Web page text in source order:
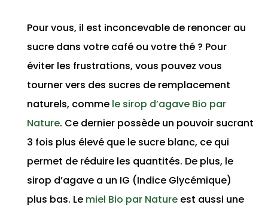
Pour vous, il est inconcevable de renoncer au
sucre dans votre café ou votre thé ? Pour
éviter les frustrations, vous pouvez vous
tourner vers des sucres de remplacement
naturels, comme le sirop d’agave Bio par
Nature. Ce dernier possède un pouvoir sucrant
3 fois plus élevé que le sucre blanc, ce qui
permet de réduire les quantités. De plus, le
sirop d’agave a un IG (Indice Glycémique)
plus bas. Le miel Bio par Natureest aussi une